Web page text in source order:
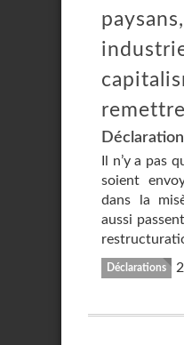
Il n’y a pas
soient
dans la
aussi
Déclarations